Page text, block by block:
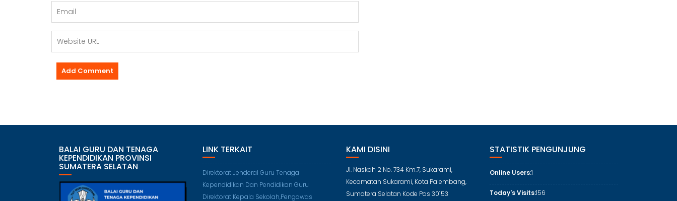
BALAI GURU DAN TENAGA
KEPENDIDIKAN PROVINSI
SUMATERA SELATAN
LINK TERKAIT
Direktorat Jenderal Guru Tenaga
Kependidikan Dan Pendidikan Guru
Direktorat Kepala Sekolah,Pengawas
KAMI DISINI
Jl. Naskah 2 No. 734 Km.7, Sukarami,
Kecamatan Sukarami, Kota Palembang,
Sumatera Selatan Kode Pos 30153
STATISTIK PENGUNJUNG
Online Users:1
Today's Visits:156